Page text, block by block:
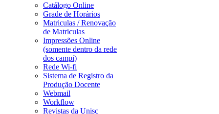
Catálogo Online
Grade de Horários
Matriculas / Renovação
de Matriculas
Impressões Online
(somente dentro da rede
dos campi)
Rede Wi-fi
Sistema de Registro da
Produção Docente
Webmail
Workflow
Revistas da Unisc